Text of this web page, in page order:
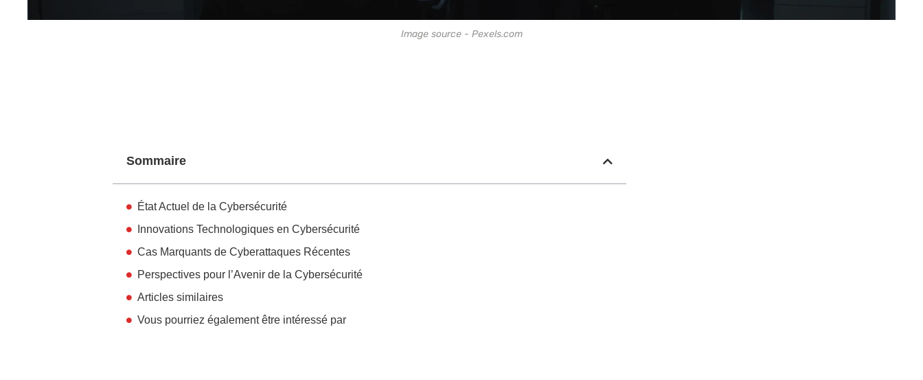
Image source - Pexels.com
Sommaire
État Actuel de la Cybersécurité
Innovations Technologiques en Cybersécurité
Cas Marquants de Cyberattaques Récentes
Perspectives pour l’Avenir de la Cybersécurité
Articles similaires
Vous pourriez également être intéressé par